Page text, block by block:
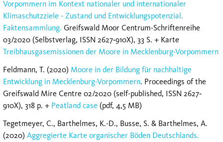
Vorpommern im Kontext nationaler und internationaler
Klimaschutzziele - Zustand und Entwicklungspotenzial.
Faktensammlung. Greifswald Moor Centrum-Schriftenreihe
03/2020 (Selbstverlag, ISSN 2627‐910X), 33 S. + Karte
Treibhausgasemissionen der Moore in Mecklenburg-Vorpommern
Feldmann, T. (2020) Moore in der Bildung für nachhaltige
Entwicklung in Mecklenburg-Vorpommern. Proceedings of the
Greifswald Mire Centre 02/2020 (self-published, ISSN 2627‐
910X), 318 p. + Peatland case (pdf, 4,5 MB)
Tegetmeyer, C., Barthelmes, K.-D., Busse, S. & Barthelmes, A.
(2020) Aggregierte Karte organischer Böden Deutschlands.